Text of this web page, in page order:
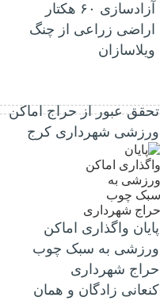
آزادسازی ۶۰ هکتار
اراضی زراعی از چنگ
ویلاسازان
تحقق عبور از حراج اماکن
ورزشی شهرداری کرج
پایان واگذاری اماکن
ورزشی به سبک چوب
حراج شهرداری
کنعانی زادگان و همان